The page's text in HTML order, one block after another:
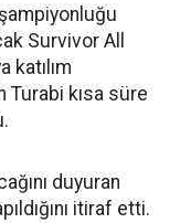
Survivor All
katılım
Turabi kısa süre
duyuran
itiraf etti.